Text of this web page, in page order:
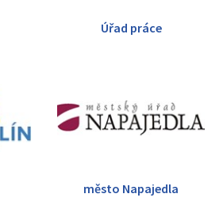
Úřad práce
město Napajedla